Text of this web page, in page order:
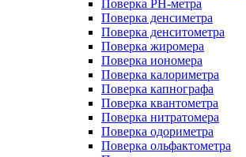
Поверка PH-метра
Поверка денсиметра
Поверка денситометра
Поверка жиромера
Поверка иономера
Поверка калориметра
Поверка капнографа
Поверка квантометра
Поверка нитратомера
Поверка одориметра
Поверка ольфактометра